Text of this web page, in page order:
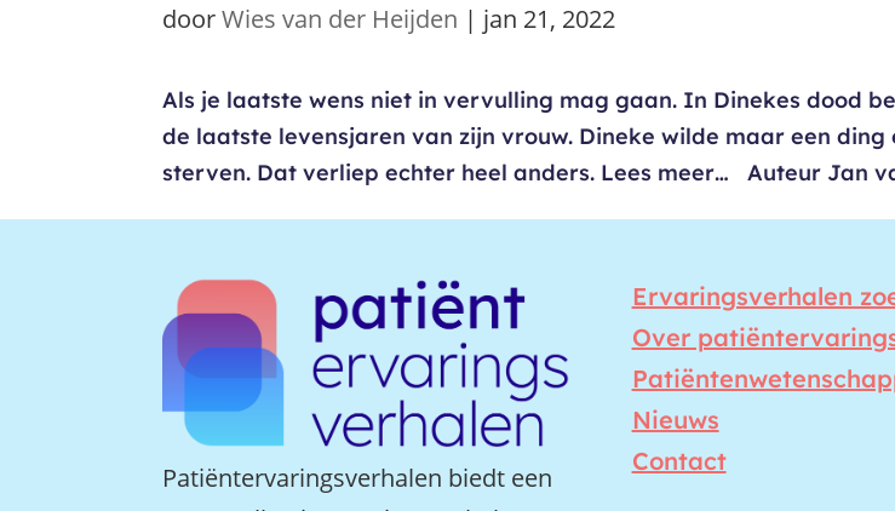
doorWies van der Heijden | jan 21, 2022
Als je laatste wens niet in vervulling mag gaan. In Dinekes dood
de laatste levensjaren van zijn vrouw. Dineke wilde maar een
sterven. Dat verliep echter heel anders. Lees meer… Auteur Jan
Patiëntervaringsverhalen biedt een
Ervaringsverhalen
Over
Nieuws
Contact